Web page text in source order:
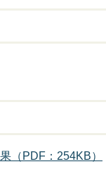
（PDF：254KB）